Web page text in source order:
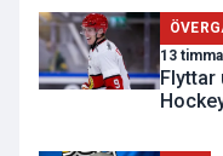
13
Flyttar